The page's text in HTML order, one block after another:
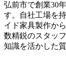
弘前市で創業30
す。自社工場を
イド家具製作か
数精鋭のスタッ
知識を活かした